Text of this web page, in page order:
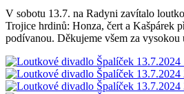
V sobotu 13.7. na Radyni zavítalo
Trojice hrdinů: Honza, čert a Kašpárek
podívanou. Děkujeme všem za vysokou